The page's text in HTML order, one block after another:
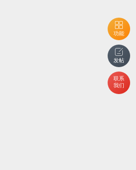
功能
发帖
联系
我们